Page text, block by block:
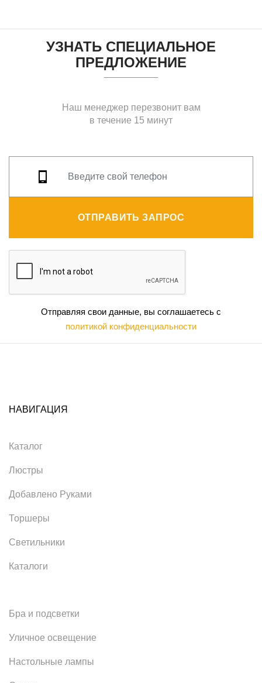
УЗНАТЬ СПЕЦИАЛЬНОЕ
ПРЕДЛОЖЕНИЕ
Наш менеджер перезвонит вам
в течение 15 минут
ОТПРАВИТЬ ЗАПРОС
Отправляя свои данные, вы соглашаетесь с
политикой конфиденциальности
НАВИГАЦИЯ
Каталог
Люстры
Добавлено Руками
Торшеры
Светильники
Каталоги
Бра и подсветки
Уличное освещение
Настольные лампы